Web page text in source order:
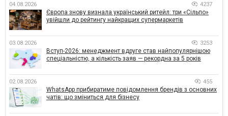
04.08.2026 4237
Європа знову визнала український ритейл: три «Сільпо»
увійшли до рейтингу найкращих супермаркетів
03.08.2026 3253
Вступ-2026: менеджмент вдруге став найпопулярнішою
спеціальністю, а кількість заяв — рекордна за 5 років
02.08.2026 455
WhatsApp прибиратиме повідомлення брендів з основних
чатів: що зміниться для бізнесу